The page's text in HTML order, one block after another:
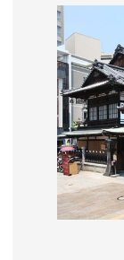
お問い合わ
森の国ぽっ
のアクティ
度の高い海
風景が眺め
癒されます。
レ完備で快適
の幸を堪能
ンプでも楽
ツアーを提
らのキャンプ